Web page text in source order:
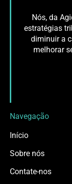
Nós, da
estratégias
diminuir a
melhorar
Navegação
Início
Sobre nós
Contate-nos